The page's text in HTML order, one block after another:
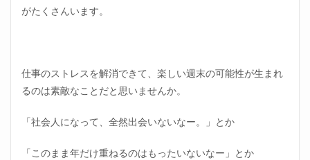
がたくさんいます。
仕事のストレスを解消できて、楽しい週末の可能性が生まれ
るのは素敵なことだと思いませんか。
「社会人になって、全然出会いないなー。」とか
「このまま年だけ重ねるのはもったいないなー」とか